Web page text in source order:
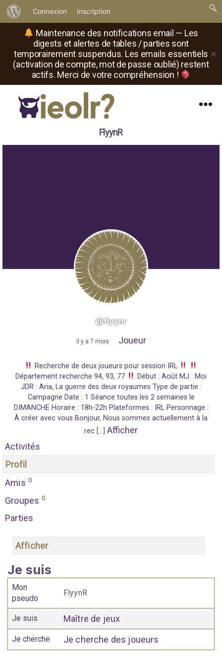
Maintenance des notifications email — Les
digests et alertes de tables / parties sont
temporairement suspendus. Les emails essentiels
(activation de compte, mot de passe oublié) restent
actifs. Merci de votre compréhension !
✕
propos
de
WordPress
Connexion Inscription
où
FlyynR
@flyynr
il y a 7 mois Joueur
Recherche de deux joueurs pour session IRL
Département recherche 94, 93, 77
Début : Août MJ : Moi
JDR : Aria, La guerre des deux royaumes Type de partie :
Campagne Date : 1 Séance toutes les 2 semaines le
DIMANCHE Horaire : 18h-22h Plateformes : IRL Personnage :
À créer avec vous Bonjour, Nous sommes actuellement à la
rec […] Afficher
Activités
Profil
Amis 0
Groupes 0
Parties
Afficher
Je suis
Mon
pseudo
FlyynR
Je suis Maître de jeux
Je cherche Je cherche des joueurs